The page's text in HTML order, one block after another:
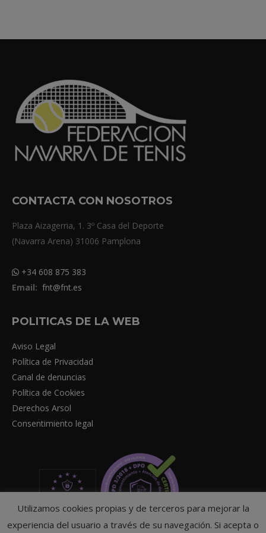
CONTACTA CON NOSOTROS
Plaza Aizagerria, 1. 3º Casa del Deporte
(Navarra Arena) 31006 Pamplona
+34 608 875 383
Email: fnt@fnt.es
POLITICAS DE LA WEB
Aviso Legal
Política de Privacidad
Canal de denuncias
Política de Cookies
Derechos Arsol
Consentimiento legal
Utilizamos cookies propias y de terceros para mejorar la
experiencia del usuario a través de su navegación. Si acepta o